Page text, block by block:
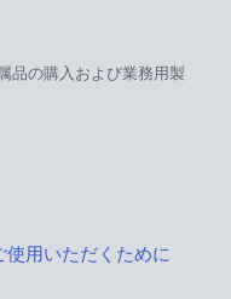
品の購入および業務用製
用いただくために